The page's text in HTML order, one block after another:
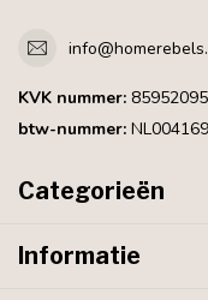
KVK nummer: 85952095
btw-nummer:
Categorieën
Informatie